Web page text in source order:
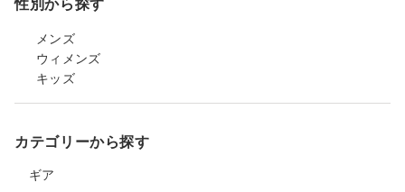
性別から探す
メンズ
ウィメンズ
キッズ
カテゴリーから探す
ギア